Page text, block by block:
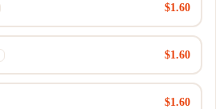
$1.60
$1.60
$1.60